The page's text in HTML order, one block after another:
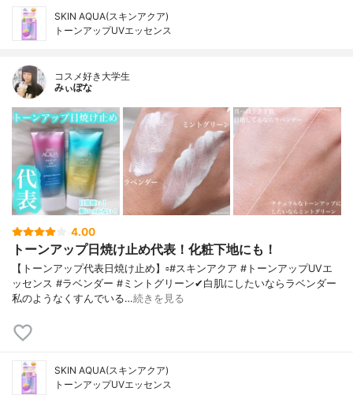
SKIN AQUA(スキンアクア)
トーンアップUVエッセンス
コスメ好き大学生
みぃぽな
4.00
トーンアップ日焼け止め代表！化粧下地にも！
【トーンアップ代表日焼け止め】▫️#スキンアクア #トーンアップUVエ
ッセンス #ラベンダー #ミントグリーン✔白肌にしたいならラベンダー
私のようなくすんでいる…続きを見る
SKIN AQUA(スキンアクア)
トーンアップUVエッセンス